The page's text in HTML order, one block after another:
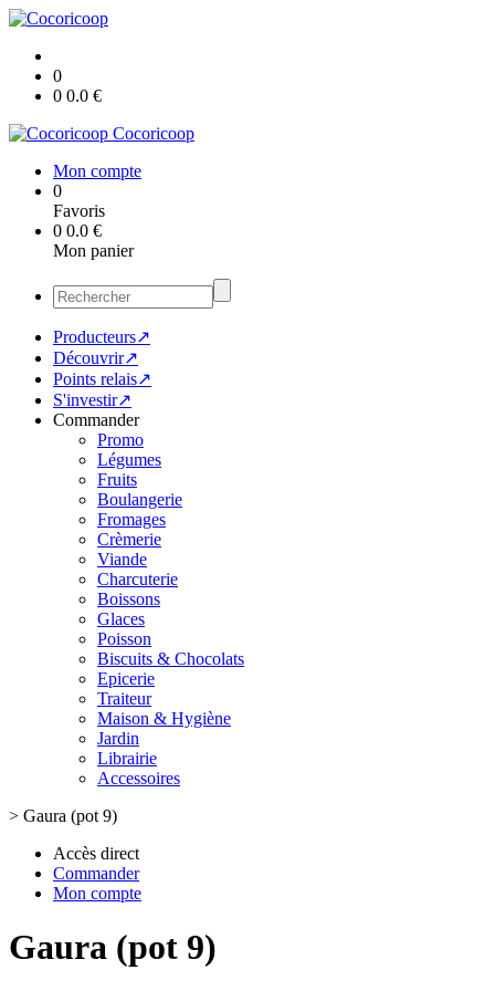
0
0 0.0 €
Cocoricoop
Mon compte
0
Favoris
0 0.0 €
Mon panier
Producteurs↗
Découvrir↗
Points relais↗
S'investir↗
Commander
Promo
Légumes
Fruits
Boulangerie
Fromages
Crèmerie
Viande
Charcuterie
Boissons
Glaces
Poisson
Biscuits & Chocolats
Epicerie
Traiteur
Maison & Hygiène
Jardin
Librairie
Accessoires
> Gaura (pot 9)
Accès direct
Commander
Mon compte
Gaura (pot 9)